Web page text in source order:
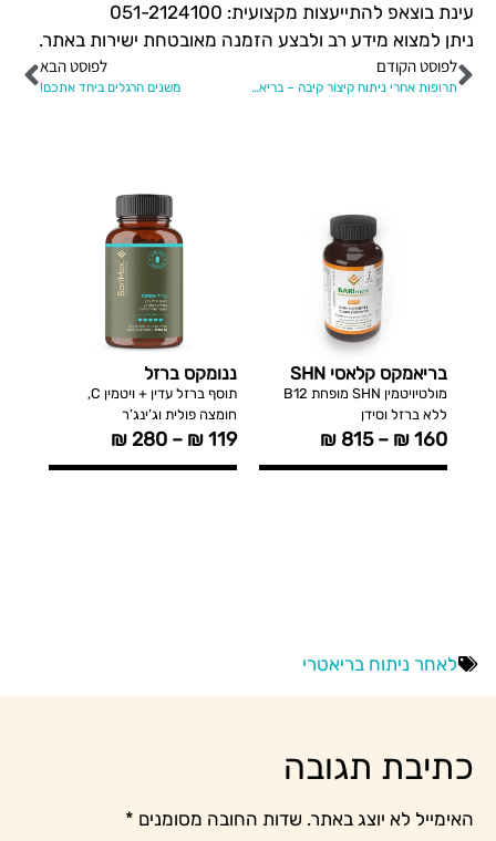
עינת בוצאפ להתייעצות מקצועית: 051-2124100
ניתן למצוא מידע רב ולבצע הזמנה מאובטחת ישירות באתר.
לפוסט הקודם
תרופות אחרי ניתוח קיצור קיבה – בריאטרי
לפוסט הבא
משנים הרגלים ביחד אתכם!
בריאמקס קלאסי SHN
מולטיויטמין SHN מופחת B12
ללא ברזל וסידן
₪160
–
₪ 815
ננומקס ברזל
תוסף ברזל עדין + ויטמין C,
חומצה פולית וג’ינג’ר
₪119
–
₪ 280
לאחר ניתוח בריאטרי
כתיבת תגובה
האימייל לא יוצג באתר. שדות החובה מסומנים *